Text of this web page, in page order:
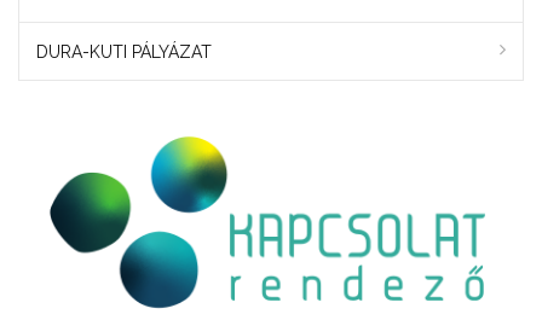
DURA-KUTI PÁLYÁZAT